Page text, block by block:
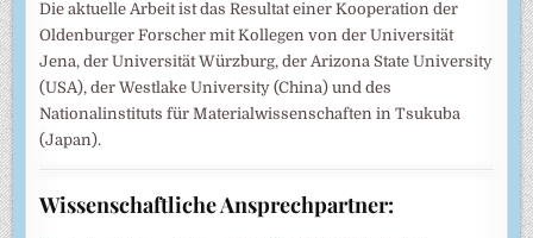
Die aktuelle Arbeit ist das Resultat einer Kooperation der
Oldenburger Forscher mit Kollegen von der Universität
Jena, der Universität Würzburg, der Arizona State University
(USA), der Westlake University (China) und des
Nationalinstituts für Materialwissenschaften in Tsukuba
(Japan).
Wissenschaftliche Ansprechpartner: